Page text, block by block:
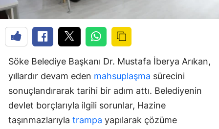
Söke Belediye Başkanı Dr. Mustafa İberya Arıkan,
yıllardır devam eden mahsuplaşma sürecini
sonuçlandırarak tarihi bir adım attı. Belediyenin
devlet borçlarıyla ilgili sorunlar, Hazine
taşınmazlarıyla trampa yapılarak çözüme